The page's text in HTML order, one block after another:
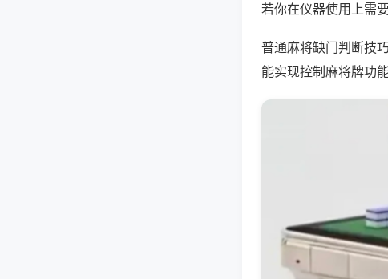
若你在仪器使用上需
普通麻将缺门判断技
能实现控制麻将牌功